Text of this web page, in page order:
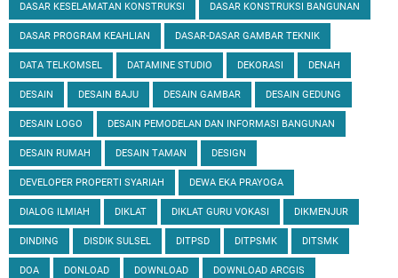
DASAR KESELAMATAN KONSTRUKSI DASAR KONSTRUKSI BANGUNAN
DASAR PROGRAM KEAHLIAN DASAR-DASAR GAMBAR TEKNIK
DATA TELKOMSEL DATAMINE STUDIO DEKORASI DENAH
DESAIN DESAIN BAJU DESAIN GAMBAR DESAIN GEDUNG
DESAIN LOGO DESAIN PEMODELAN DAN INFORMASI BANGUNAN
DESAIN RUMAH DESAIN TAMAN DESIGN
DEVELOPER PROPERTI SYARIAH DEWA EKA PRAYOGA
DIALOG ILMIAH DIKLAT DIKLAT GURU VOKASI DIKMENJUR
DINDING DISDIK SULSEL DITPSD DITPSMK DITSMK
DOA DONLOAD DOWNLOAD DOWNLOAD ARCGIS